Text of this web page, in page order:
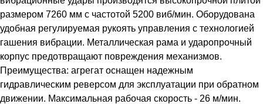
размером 7260 мм с частотой 5200 виб/мин. Оборудована
удобная регулируемая рукоять управления с технологией
гашения вибрации. Металлическая рама и ударопрочный
корпус предотвращают повреждения механизмов.
Преимущества: агрегат оснащен надежным
гидравлическим реверсом для эксплуатации при обратном
движении. Максимальная рабочая скорость - 26 м/мин.